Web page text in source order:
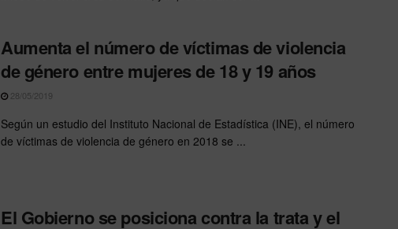
Aumenta el número de víctimas de violencia
de género entre mujeres de 18 y 19 años
28/05/2019
Según un estudio del Instituto Nacional de Estadística (INE), el número
de víctimas de violencia de género en 2018 se ...
El Gobierno se posiciona contra la trata y el